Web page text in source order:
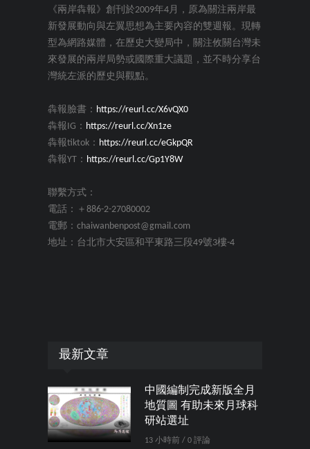
《兩岸犇報》創刊於2009年4月，原為關注兩岸最
新發展動向與左翼思想為主要內容的雙週報。現轉
型為網路媒體，在歷史大變局中，關注攸關台灣未
來發展的兩岸局勢或國際重大議題，並不時分享台
灣統左派的歷史與觀點。
犇報臉書： https://reurl.cc/X6vQX0
犇報IG： https://reurl.cc/Xn1ze
犇報tiktok： https://reurl.cc/eGkpQR
犇報YT： https://reurl.cc/Gp1Y8W
聯繫方式：
電話：＋886-2-27080002
電郵：chaiwanbenpost@gmail.com
地址：台北市大安區和平東路三段49號3樓-4
最新文章
中國編制完成新版全月
地質圖 有助未來月球科
研站選址
13 小時前 / 0 評論